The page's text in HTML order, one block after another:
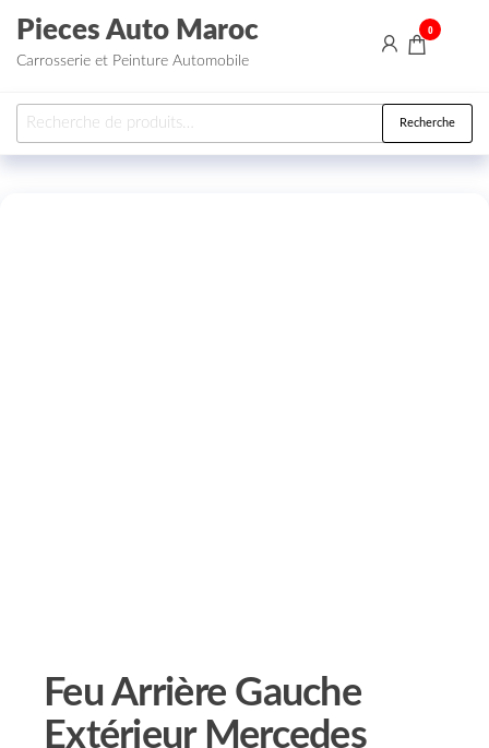
Aller au contenu
Pieces Auto Maroc
Carrosserie et Peinture Automobile
0
Recherche pour : Recherche
Feu Arrière Gauche
Extérieur Mercedes